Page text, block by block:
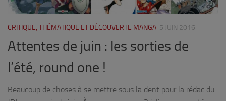
CRITIQUE, THÉMATIQUE ET DÉCOUVERTE MANGA 5 JUIN 2016
Attentes de juin : les sorties de
l’été, round one !
Beaucoup de choses à se mettre sous la dent pour la rédac du